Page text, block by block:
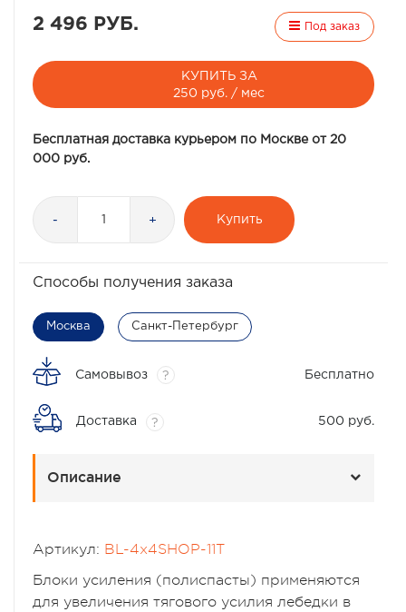
2 496 РУБ. Под заказ
КУПИТЬ ЗА
250 руб. / мес
Бесплатная доставка курьером по Москве от 20
000 руб.
- + Купить
Способы получения заказа
Москва Санкт-Петербург
Самовывоз ? Бесплатно
Доставка ? 500 руб.
Описание
Артикул: BL-4x4SHOP-11T
Блоки усиления (полиспасты) применяются
для увеличения тягового усилия лебедки в